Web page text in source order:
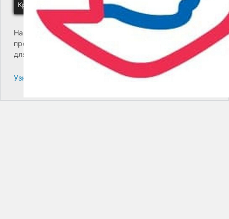
Краевое государственное унитарное предприятие
На сайте возникла критическая ошибка. Пожалуйста,
проверьте входящие сообщения почты администратора
для дальнейших инструкций.
Узнайте больше про решение проблем с WordPress.